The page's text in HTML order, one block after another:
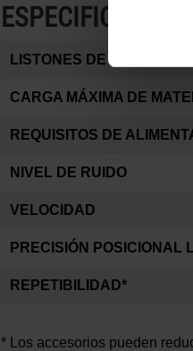
LISTONES DE SOPORTE
CARGA MÁXIMA DE
REQUISITOS DE
NIVEL DE RUIDO
VELOCIDAD
PRECISIÓN POSICIONAL
REPETIBILIDAD*
* Los accesorios pueden